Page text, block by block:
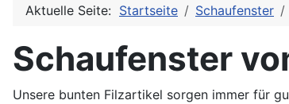
Aktuelle Seite: Startseite Schaufenster
Schaufenster
Unsere bunten Filzartikel sorgen immer für